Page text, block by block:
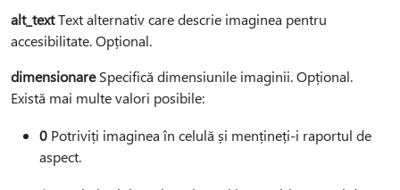
alt_textText alternativ care descrie imaginea pentru
accesibilitate. Opțional.
dimensionareSpecifică dimensiunile imaginii. Opțional.
Există mai multe valori posibile:
0 Potriviți imaginea în celulă și mențineți-i raportul de
aspect.